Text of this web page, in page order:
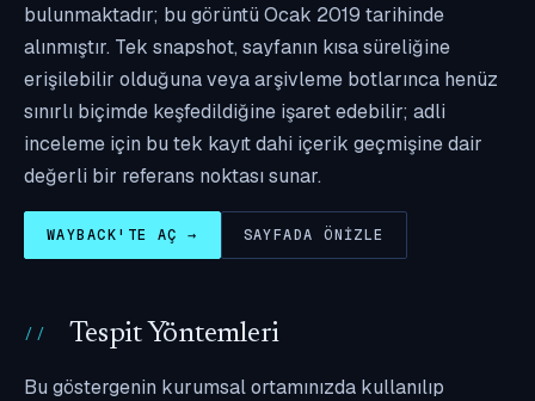
bulunmaktadır; bu görüntü Ocak 2019 tarihinde
alınmıştır. Tek snapshot, sayfanın kısa süreliğine
erişilebilir olduğuna veya arşivleme botlarınca henüz
sınırlı biçimde keşfedildiğine işaret edebilir; adli
inceleme için bu tek kayıt dahi içerik geçmişine dair
değerli bir referans noktası sunar.
WAYBACK'TE AÇ → SAYFADA ÖNIZLE
Tespit Yöntemleri
Bu göstergenin kurumsal ortamınızda kullanılıp